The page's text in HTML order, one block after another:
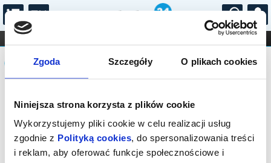
Zgoda Szczegóły O plikach cookies
Niniejsza strona korzysta z plików cookie
Wykorzystujemy pliki cookie w celu realizacji usług
zgodnie z Polityką cookies, do spersonalizowania treści
i reklam, aby oferować funkcje społecznościowe i
...
FILHARMONIA OPERA I BALET
STAND-UP
DLA DZIECI
Komunikat
Sprzedaż biletów on-line na wydarzenie
została zakończona.